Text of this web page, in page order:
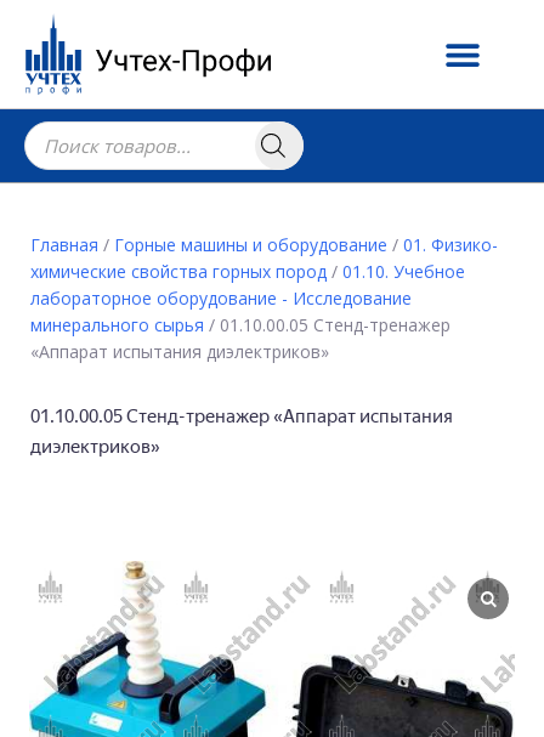
Главная / Горные машины и оборудование / 01. Физико-
химические свойства горных пород / 01.10. Учебное
лабораторное оборудование - Исследование
минерального сырья / 01.10.00.05 Стенд-тренажер
«Аппарат испытания диэлектриков»
01.10.00.05 Стенд-тренажер «Аппарат испытания
диэлектриков»